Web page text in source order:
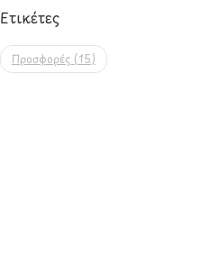
Ετικέτες
Προσφορές (15)